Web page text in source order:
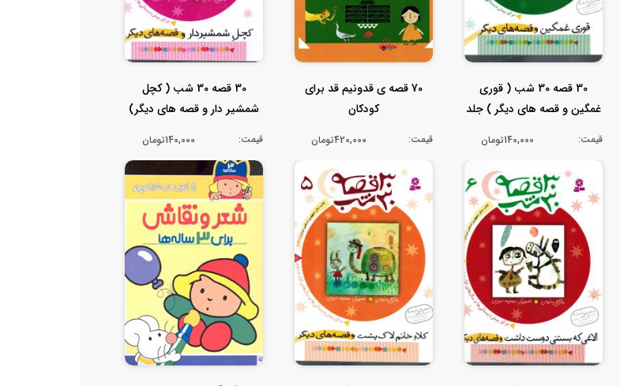
30 قصه 30 شب ( قوری
غمگین و قصه های دیگر ) جلد
قیمت: 140,000تومان
70 قصه ی قدونیم قد برای
کودکان
قیمت: 420,000تومان
30 قصه 30 شب ( کچل
شمشیر دار و قصه های دیگر)
قیمت: 140,000تومان